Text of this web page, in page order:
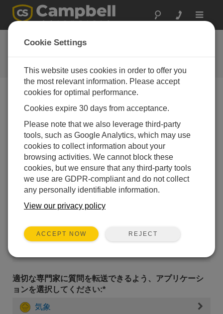
Toggle
お問い合わせ
通常1営業日以内に対応いたしま
す。
家がご連絡いたします。* = 必須項目です。
質問の種類を選択してください:
購入や見積について 技術的な質問
ここに質問を入力してください:*
適切な専門家に質問を転送できるよう、アプリケーシ
ョンを選択してください:*
気象
Cookie Settings
This website uses cookies in order to offer you
the most relevant information. Please accept
cookies for optimal performance.
Cookies expire 30 days from acceptance.
Please note that we also leverage third-party
tools, such as Google Analytics, which may use
cookies to collect information about your
browsing activities. We cannot block these
cookies, but we ensure that any third-party tools
we use are GDPR-compliant and do not collect
any personally identifiable information.
View our privacy policy
ACCEPT NOW REJECT